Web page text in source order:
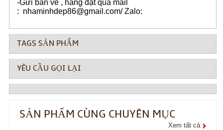
-Gửi bản vẽ , hàng đặt qua mail
: nhaminhdep86@gmail.com/ Zalo:
TAGS SẢN PHẨM
YÊU CẦU GỌI LẠI
SẢN PHẨM CÙNG CHUYÊN MỤC
Xem tất cả